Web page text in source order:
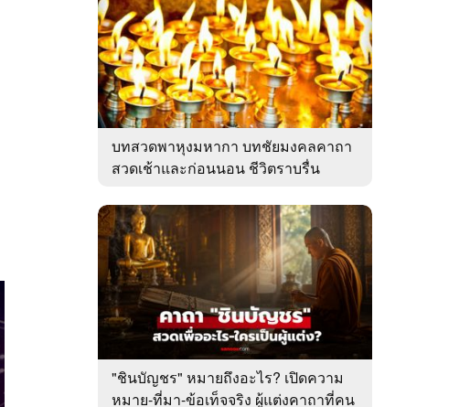
บทสวดพาหุงมหากา บทชัยมงคลคาถา
สวดเช้าและก่อนนอน ชีวิตราบรื่น
"ชินบัญชร" หมายถึงอะไร? เปิดความ
หมาย-ที่มา-ข้อเท็จจริง ผู้แต่งคาถาที่คน